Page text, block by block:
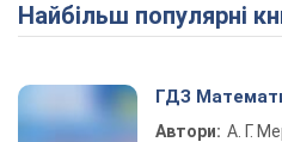
Найбільш популярні
ГДЗ
Автори: А. Г.